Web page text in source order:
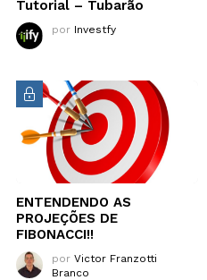
Tutorial – Tubarão
por Investfy
ENTENDENDO AS
PROJEÇÕES DE
FIBONACCI!!
por Victor Franzotti
Branco